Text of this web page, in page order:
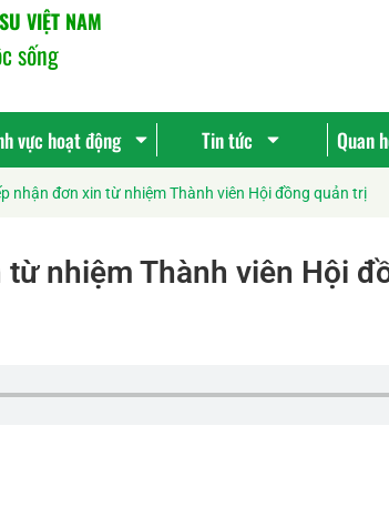
VIỆT NAM
sống
vực hoạt động Tin tức Quan
nhận đơn xin từ nhiệm Thành viên Hội đồng quản trị
nhiệm Thành viên Hội